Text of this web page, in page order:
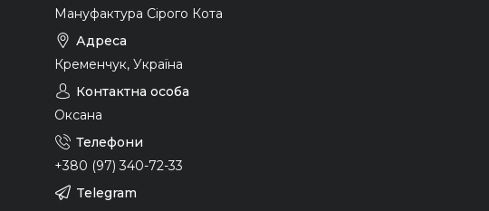
Мануфактура Сірого Кота
Кременчук, Україна
Оксана
+380 (97) 340-72-33